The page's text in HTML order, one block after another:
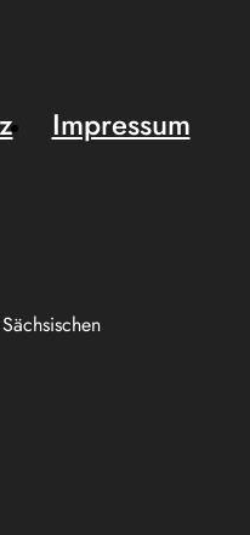
Impressum